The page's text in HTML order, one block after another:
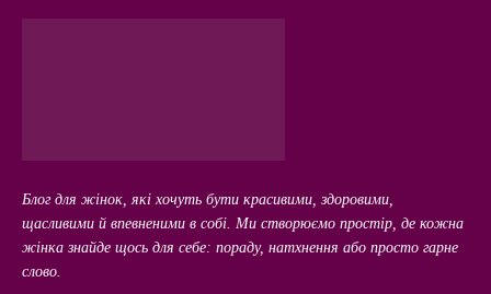
Блог для жінок, які хочуть бути красивими, здоровими,
щасливими й впевненими в собі. Ми створюємо простір, де кожна
жінка знайде щось для себе: пораду, натхнення або просто гарне
слово.